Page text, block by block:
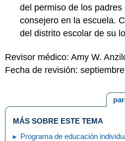
del permiso de los padres
consejero en la escuela.
del distrito escolar de su
Revisor médico: Amy W.
Fecha de revisión:
MÁS SOBRE ESTE TEMA
Programa de educación